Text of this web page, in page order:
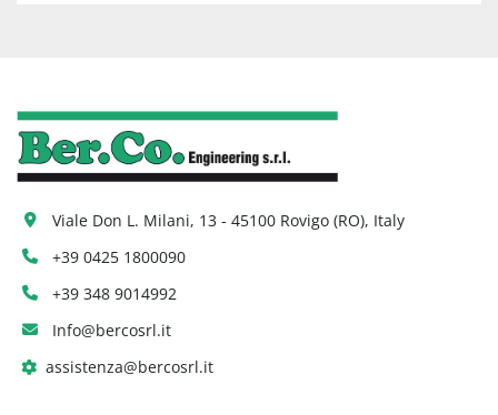
Viale Don L. Milani, 13 - 45100 Rovigo (RO), Italy
+39 0425 1800090
+39 348 9014992
Info@bercosrl.it
assistenza@bercosrl.it